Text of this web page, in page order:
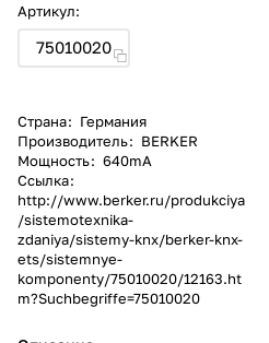
Артикул:
75010020
Страна: Германия
Производитель: BERKER
Мощность: 640mA
Ссылка:
http://www.berker.ru/produkciya
/sistemotexnika-
zdaniya/sistemy-knx/berker-knx-
ets/sistemnye-
komponenty/75010020/12163.ht
m?Suchbegriffe=75010020